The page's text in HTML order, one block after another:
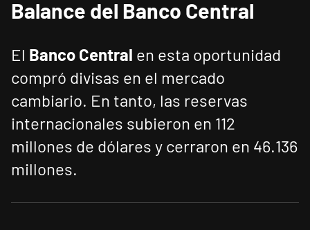
Balance del Banco Central
El Banco Central en esta oportunidad
compró divisas en el mercado
cambiario. En tanto, las reservas
internacionales subieron en 112
millones de dólares y cerraron en 46.136
millones.